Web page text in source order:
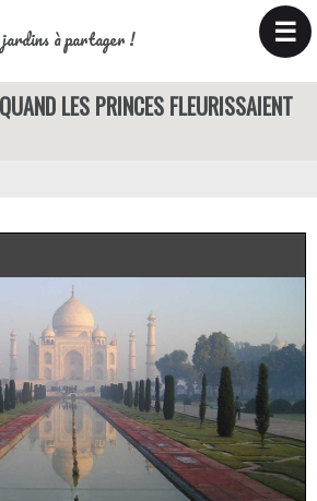
jardins à partager ! ☰
LES PRINCES FLEURISSAIENT